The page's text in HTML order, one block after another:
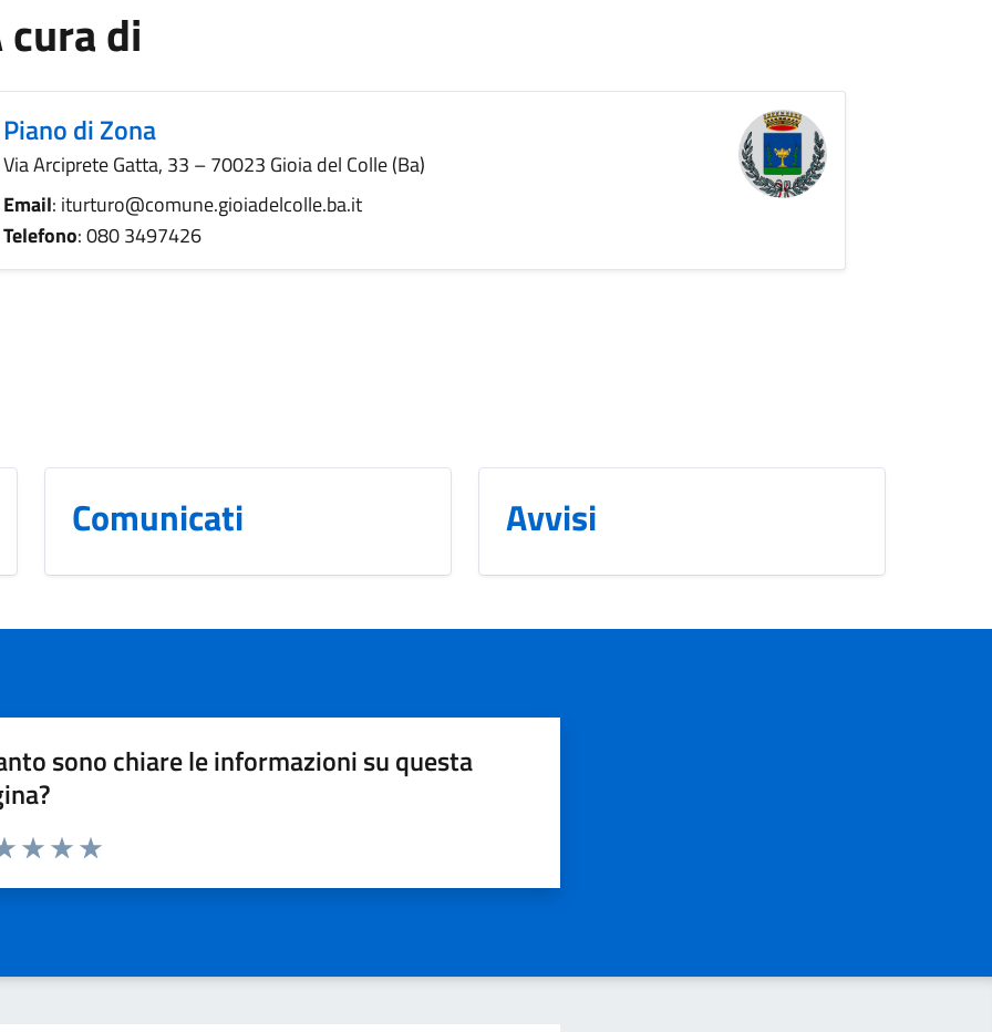
cura di
Piano di Zona
Via Arciprete Gatta, 33 – 70023 Gioia del Colle (Ba)
Email: iturturo@comune.gioiadelcolle.ba.it
Telefono: 080 3497426
Comunicati Avvisi
sono chiare le informazioni su questa
1 a 5 stelle la pagina